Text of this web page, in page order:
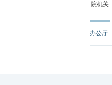
院机关
办公厅